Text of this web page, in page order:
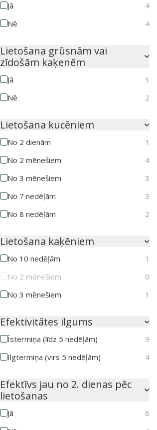
Jā
4
Nē
4
Lietošana grūsnām vai
zīdošām kaķenēm
Jā
1
Nē
2
Lietošana kucēniem
No 2 dienām
1
No 2 mēnešiem
4
No 3 mēnešiem
3
No 7 nedēļām
3
No 8 nedēļām
2
Lietošana kaķēniem
No 10 nedēļām
1
No 2 mēnešiem
0
No 3 mēnešiem
1
Efektivitātes ilgums
Īstermiņa (līdz 5 nedēļām)
9
Ilgtermiņa (virs 5 nedēļām)
4
Efektīvs jau no 2. dienas pēc
lietošanas
Jā
6